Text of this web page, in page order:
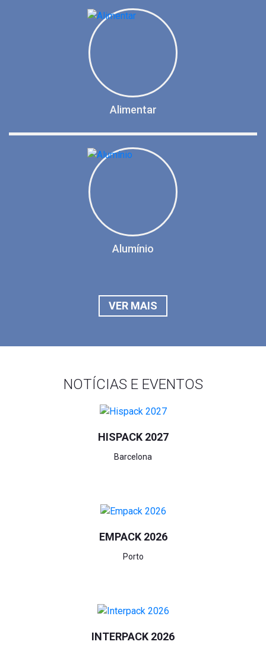
Alimentar
Alumínio
VER MAIS
NOTÍCIAS E EVENTOS
HISPACK 2027
Barcelona
EMPACK 2026
Porto
INTERPACK 2026